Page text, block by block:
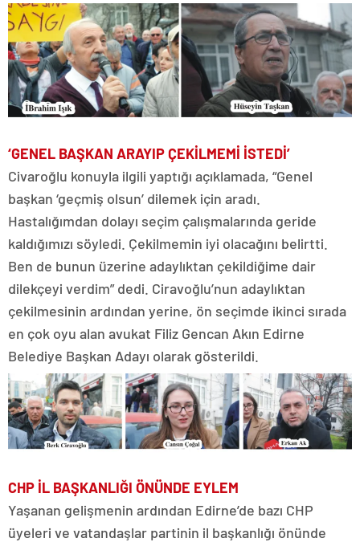
‘GENEL BAŞKAN ARAYIP ÇEKİLMEMİ İSTEDİ’
Civaroğlu konuyla ilgili yaptığı açıklamada, “Genel
başkan ‘geçmiş olsun’ dilemek için aradı.
Hastalığımdan dolayı seçim çalışmalarında geride
kaldığımızı söyledi. Çekilmemin iyi olacağını belirtti.
Ben de bunun üzerine adaylıktan çekildiğime dair
dilekçeyi verdim” dedi. Ciravoğlu’nun adaylıktan
çekilmesinin ardından yerine, ön seçimde ikinci sırada
en çok oyu alan avukat Filiz Gencan Akın Edirne
Belediye Başkan Adayı olarak gösterildi.
CHP İL BAŞKANLIĞI ÖNÜNDE EYLEM
Yaşanan gelişmenin ardından Edirne’de bazı CHP
üyeleri ve vatandaşlar partinin il başkanlığı önünde